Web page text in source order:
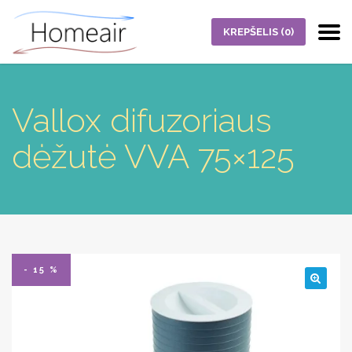
KREPŠELIS (0)
Vallox difuzoriaus
dėžutė VVA 75×125
- 15 %